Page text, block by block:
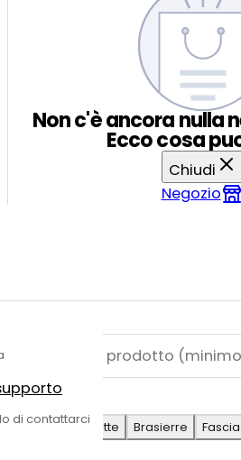
di contattarci
Non c'è ancora nulla
Ecco cosa
Chiudi
Negozio
SUGGERITE
Antilope
Coulotte Brasierre Fascia